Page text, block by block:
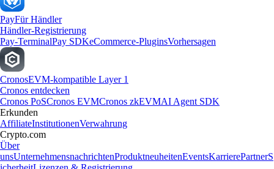
PayFür Händler
Händler-Registrierung
Pay-TerminalPay SDKeCommerce-PluginsVorhersagen
CronosEVM-kompatible Layer 1
Cronos entdecken
Cronos PoSCronos EVMCronos zkEVMAI Agent SDK
Erkunden
AffiliateInstitutionenVerwahrung
Crypto.com
Über
unsUnternehmensnachrichtenProduktneuheitenEventsKarrierePartnerS